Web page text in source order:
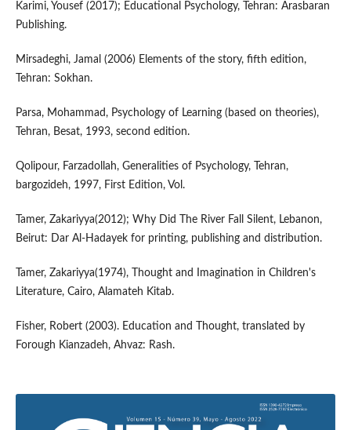
Karimi, Yousef (2017); Educational Psychology, Tehran: Arasbaran
Publishing.
Mirsadeghi, Jamal (2006) Elements of the story, fifth edition,
Tehran: Sokhan.
Parsa, Mohammad, Psychology of Learning (based on theories),
Tehran, Besat, 1993, second edition.
Qolipour, Farzadollah, Generalities of Psychology, Tehran,
bargozideh, 1997, First Edition, Vol.
Tamer, Zakariyya(2012); Why Did The River Fall Silent, Lebanon,
Beirut: Dar Al-Hadayek for printing, publishing and distribution.
Tamer, Zakariyya(1974), Thought and Imagination in Children's
Literature, Cairo, Alamateh Kitab.
Fisher, Robert (2003). Education and Thought, translated by
Forough Kianzadeh, Ahvaz: Rash.